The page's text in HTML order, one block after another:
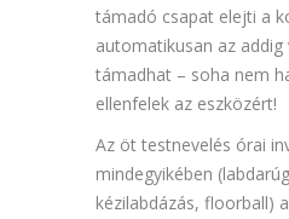
támadó csapat elejti a
automatikusan az addig
támadhat – soha nem
ellenfelek az eszközért!
Az öt testnevelés órai
mindegyikében
kézilabdázás, floorball)